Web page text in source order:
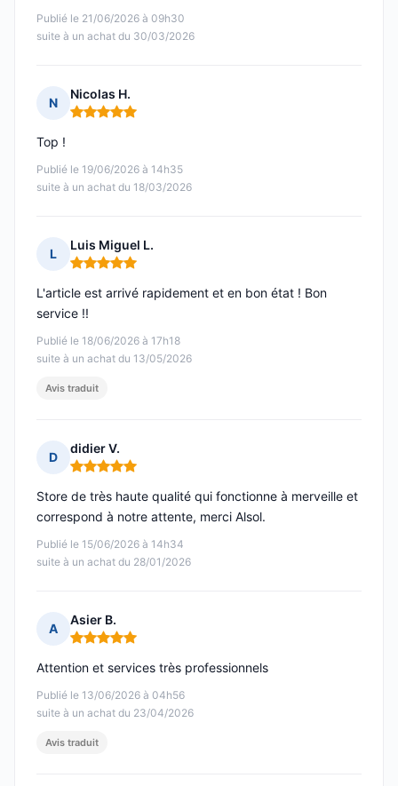
Publié le 21/06/2026 à 09h30
suite à un achat du 30/03/2026
N
Nicolas H.
Note : 5 sur 5
Publié le 19/06/2026 à 14h35
suite à un achat du 18/03/2026
Top !
L
Luis Miguel L.
Note : 5 sur 5
Publié le 18/06/2026 à 17h18
suite à un achat du 13/05/2026
L'article est arrivé rapidement et en bon état ! Bon
service !!
Avis traduit
D
didier V.
Note : 5 sur 5
Publié le 15/06/2026 à 14h34
suite à un achat du 28/01/2026
Store de très haute qualité qui fonctionne à merveille et
correspond à notre attente, merci Alsol.
A
Asier B.
Note : 5 sur 5
Publié le 13/06/2026 à 04h56
suite à un achat du 23/04/2026
Attention et services très professionnels
Avis traduit